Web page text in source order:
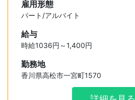
雇用形態
パート/アルバイト
給与
時給1036円～1,400円
勤務地
香川県高松市一宮町1570